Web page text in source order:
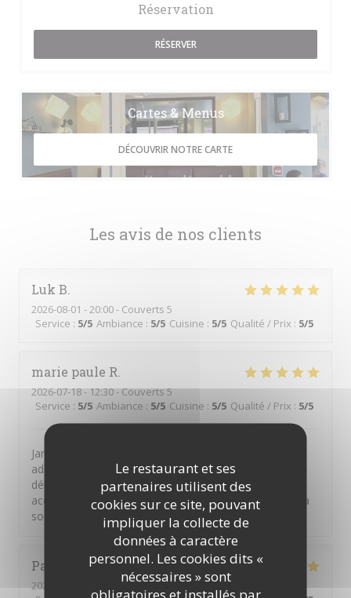
Le restaurant et ses
partenaires utilisent des
cookies sur ce site, pouvant
impliquer la collecte de
données à caractère
personnel. Les cookies dits «
nécessaires » sont
obligatoires et installés par
Les avis de nos clients
Luk B
2026-08-01 - 20:00 - Couverts 5
Service : 5/5 Ambiance : 5/5 Cuisine : 5/5 Qualité / Prix : 5/5
marie paule R
2026-07-18- 12:30 - Couverts 5
Service : 5/5 Ambiance : 5/5 Cuisine : 5/5 Qualité / Prix : 5/5
Jamais déçus c'est toujours aussi bon ,le patron est
adorable et très serviable,les travers de cochon
délicieux,le saumon. Parfait et toujours des
accompagnements délicats et des sauces sublimes .La
sortie gastronomique parfaite
Patrick
2026-07-10
- 19:45 - Couverts 2
Réservation
RÉSERVER
Cartes & Menus
DÉCOUVRIR NOTRE CARTE